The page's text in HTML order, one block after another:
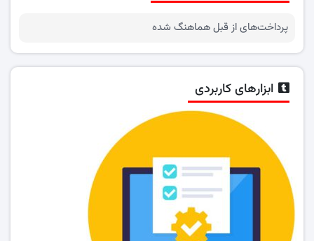
پرداخت‌های از قبل هماهنگ شده
ابزارهای کاربردی